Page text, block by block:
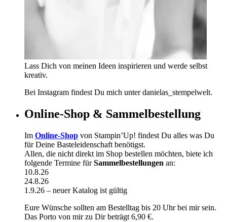
Lass Dich von meinen Ideen inspirieren und werde selbst
kreativ.
Bei Instagram findest Du mich unter danielas_stempelwelt.
Online-Shop & Sammelbestellung
Im Online-Shop von Stampin’Up! findest Du alles was Du
für Deine Basteleidenschaft benötigst.
Allen, die nicht direkt im Shop bestellen möchten, biete ich
folgende Termine fürSammelbestellungen an:
10.8.26
24.8.26
1.9.26 – neuer Katalog ist gültig
Eure Wünsche sollten am Bestelltag bis 20 Uhr bei mir sein.
Das Porto von mir zu Dir beträgt 6,90 €.